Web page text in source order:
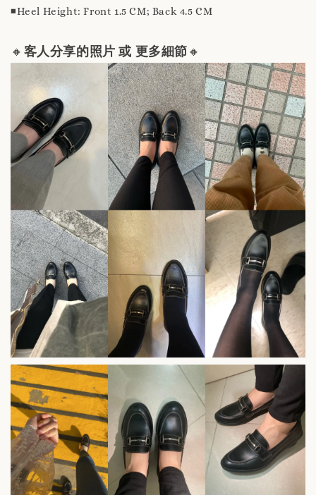
◾️Heel Height: Front 1.5 CM; Back 4.5 CM
🔸 客人分享的照片 或 更多細節 🔸